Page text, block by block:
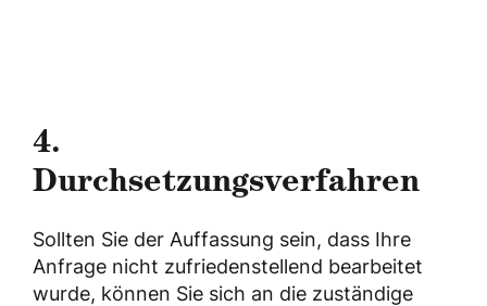
4.
Durchsetzungsverfahren
Sollten Sie der Auffassung sein, dass Ihre
Anfrage nicht zufriedenstellend bearbeitet
wurde, können Sie sich an die zuständige